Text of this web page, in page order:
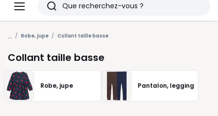
Menu
Redoute
Rechercher
Derniers
articles
vus
... Robe, jupe Collant taille basse
Collant taille basse
Robe, jupe Pantalon, legging